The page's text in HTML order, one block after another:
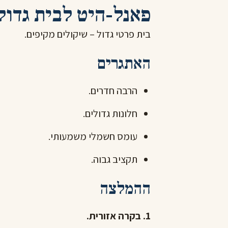
פאנל-היט לבית גדול (200+
בית פרטי גדול – שיקולים מקיפים.
האתגרים
הרבה חדרים.
חלונות גדולים.
עומס חשמלי משמעותי.
תקציב גבוה.
ההמלצה
1. בקרה אזורית.